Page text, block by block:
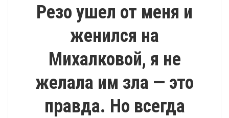
Резо ушел от меня и
женился на
Михалковой, я не
желала им зла — это
правда. Но всегда